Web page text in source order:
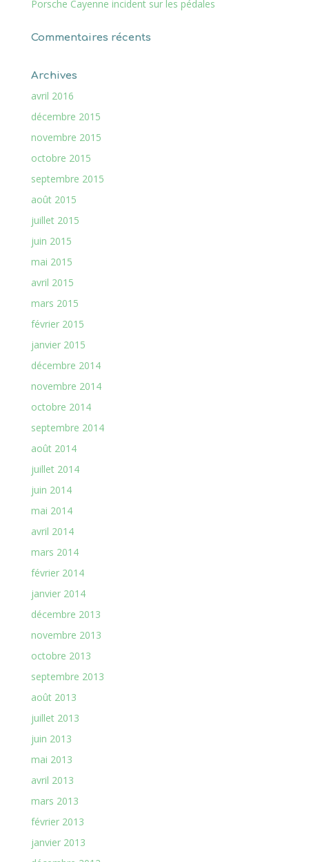
Porsche Cayenne incident sur les pédales
Commentaires récents
Archives
avril 2016
décembre 2015
novembre 2015
octobre 2015
septembre 2015
août 2015
juillet 2015
juin 2015
mai 2015
avril 2015
mars 2015
février 2015
janvier 2015
décembre 2014
novembre 2014
octobre 2014
septembre 2014
août 2014
juillet 2014
juin 2014
mai 2014
avril 2014
mars 2014
février 2014
janvier 2014
décembre 2013
novembre 2013
octobre 2013
septembre 2013
août 2013
juillet 2013
juin 2013
mai 2013
avril 2013
mars 2013
février 2013
janvier 2013